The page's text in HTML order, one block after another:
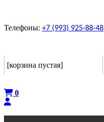
Телефоны: +7 (993) 925-88-48
[корзина пустая]
0